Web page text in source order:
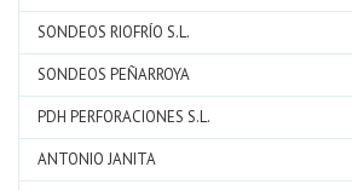
SONDEOS RIOFRÍO S.L.
SONDEOS PEÑARROYA
PDH PERFORACIONES S.L.
ANTONIO JANITA